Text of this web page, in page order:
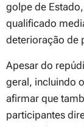
golpe de
qualificado
deterioração de
Apesar do
geral, incluindo
afirmar que
participantes